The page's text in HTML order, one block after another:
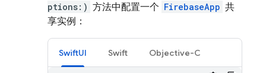
ptions:) 方法中配置一个 FirebaseApp 共
享实例：
SwiftUI Swift Objective-C